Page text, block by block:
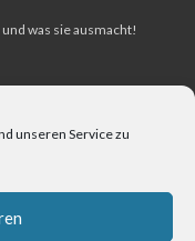
unseren Service zu
was sie ausmacht!